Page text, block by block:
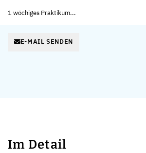
1 wöchiges Praktikum...
E-MAIL SENDEN
Im Detail